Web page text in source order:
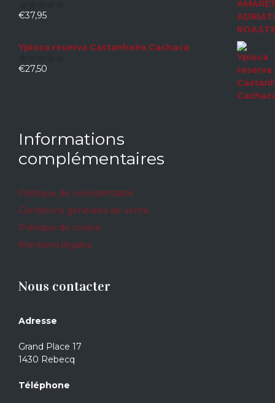
0
€37,95
Ypioca reserva Castanheira Cachaca
0
€27,50
Informations
complémentaires
Politique de confidentialité
Conditions générales de vente
Politique de cookie
Mentions légales
Nous contacter
Adresse
Grand Place 17
1430 Rebecq
Téléphone